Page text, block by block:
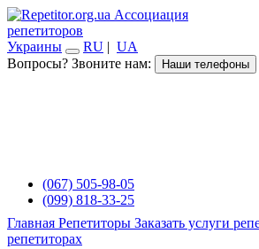
Ассоциация
репетиторов
Украины
RU | UA
Вопросы? Звоните нам:
Наши телефоны
(067) 505-98-05
(099) 818-33-25
Главная Репетиторы Заказать услуги
репетиторах